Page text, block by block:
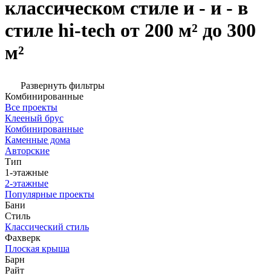
классическом стиле и - и - в
стиле hi-tech от 200 м² до 300
м²
Развернуть фильтры
Комбинированные
Все проекты
Клееный брус
Комбинированные
Каменные дома
Авторские
Тип
1-этажные
2-этажные
Популярные проекты
Бани
Стиль
Классический стиль
Фахверк
Плоская крыша
Барн
Райт